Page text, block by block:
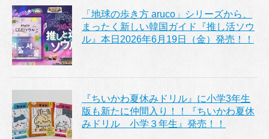
「地球の歩き方 aruco」シリーズから、
まったく新しい韓国ガイド『推し活ソウ
ル』本日2026年6月19日（金）発売！！
『ちいかわ夏休みドリル』に小学3年生
版も新たに仲間入り！！『ちいかわ夏休
みドリル 小学３年生』発売！！